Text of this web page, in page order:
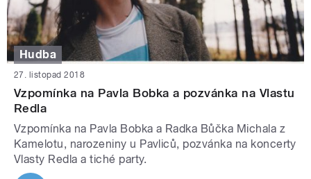
Hudba
27. listopad 2018
Vzpomínka na Pavla Bobka a pozvánka na Vlastu
Redla
Vzpomínka na Pavla Bobka a Radka Bůčka Michala z
Kamelotu, narozeniny u Pavliců, pozvánka na koncerty
Vlasty Redla a tiché party.